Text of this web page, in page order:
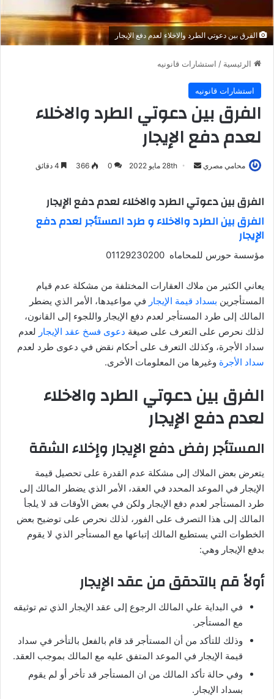
الفرق بين دعوتي الطرد والاخلاء لعدم دفع الإيجار
الرئيسية / استشارات قانونيه
استشارات قانونيه
الفرق بين دعوتي الطرد والاخلاء
لعدم دفع الإيجار
محامي مصري
ل
ب
ي
ا
ك
ر
ي
28th مايو 2022 0
366
الفرق بين دعوتي الطرد والاخلاء لعدم دفع الإيجار
الفرق بين الطرد والاخلاء و طرد المستأجر لعدم دفع
الإيجار
مؤسسة حورس للمحاماه 01129230200
يعاني الكثير من ملاك العقارات المختلفة من مشكلة عدم قيام
المستأجرين بسداد قيمة الإيجار في مواعيدها، الأمر الذي يضطر
المالك إلى طرد المستأجر لعدم دفع الإيجار واللجوء إلى القانون،
لذلك نحرص على التعرف على صيغة دعوى فسخ عقد الإيجار لعدم
سداد الأجرة، وكذلك التعرف على أحكام نقض في دعوى طرد لعدم
سداد الأجرة وغيرها من المعلومات الأخرى.
الفرق بين دعوتي الطرد والاخلاء
لعدم دفع الإيجار
المستأجر رفض دفع الإيجار وإخلاء الشقة
يتعرض بعض الملاك إلى مشكلة عدم القدرة على تحصيل قيمة
الإيجار في الموعد المحدد في العقد، الأمر الذي يضطر المالك إلى
طرد المستأجر لعدم دفع الإيجار ولكن في بعض الأوقات قد لا يلجأ
المالك إلى هذا التصرف على الفور، لذلك نحرص على توضيح بعض
الخطوات التي يستطيع المالك إتباعها مع المستأجر الذي لا يقوم
بدفع الإيجار وهي:
أولاً قم بالتحقق من عقد الإيجار
في البداية علي المالك الرجوع إلى عقد الإيجار الذي تم توثيقه
مع المستأجر.
وذلك للتأكد من أن المستأجر قد قام بالفعل بالتأخر في سداد
قيمة الإيجار في الموعد المتفق عليه مع المالك بموجب العقد.
وفي حالة تأكد المالك من ان المستأجر قد تأخر أو لم يقوم
بسداد الإيجار.